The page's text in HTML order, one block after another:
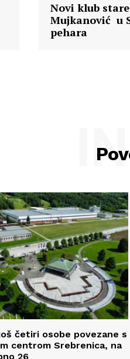
Novi klub
Mujkanović u
pehara
četiri osobe povezane s
centrom Srebrenica, na
26